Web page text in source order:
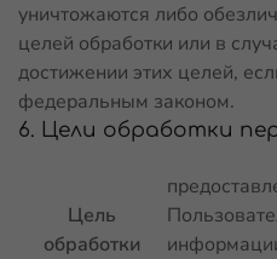
уничтожаются либо
целей обработки или в
достижении этих целей,
федеральным законом.
6. Цели обработки
Цель
обработки